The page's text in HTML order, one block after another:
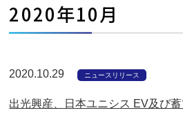
2020年10月
2020.10.29 ニュースリリース
出光興産、日本ユニシス EV及び